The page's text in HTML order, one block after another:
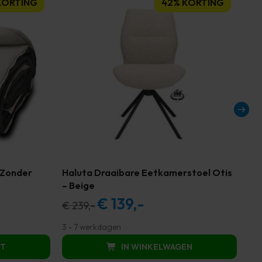
Haluta Draaibare Eetkamerstoel Otis
– Beige
€239,-Oorspronkelijke
was:
€ 239,00.
€ 139,-
is:
€ 139,00.
3 - 7 werkdagen
IN WINKELWAGEN